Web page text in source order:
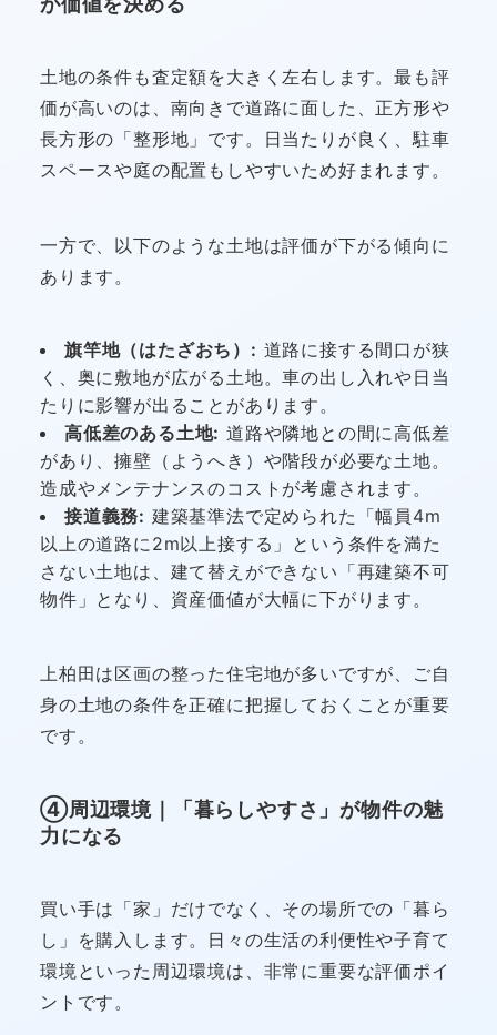
土地の条件も査定額を大きく左右します。最も評
価が高いのは、南向きで道路に面した、正方形や
長方形の「整形地」です。日当たりが良く、駐車
スペースや庭の配置もしやすいため好まれます。
一方で、以下のような土地は評価が下がる傾向に
あります。
旗竿地（はたざおち）: 道路に接する間口が狭
く、奥に敷地が広がる土地。車の出し入れや日当
たりに影響が出ることがあります。
高低差のある土地: 道路や隣地との間に高低差
があり、擁壁（ようへき）や階段が必要な土地。
造成やメンテナンスのコストが考慮されます。
接道義務: 建築基準法で定められた「幅員4m
以上の道路に2m以上接する」という条件を満た
さない土地は、建て替えができない「再建築不可
物件」となり、資産価値が大幅に下がります。
上柏田は区画の整った住宅地が多いですが、ご自
身の土地の条件を正確に把握しておくことが重要
です。
④周辺環境｜「暮らしやすさ」が物件の魅
力になる
買い手は「家」だけでなく、その場所での「暮ら
し」を購入します。日々の生活の利便性や子育て
環境といった周辺環境は、非常に重要な評価ポイ
ントです。